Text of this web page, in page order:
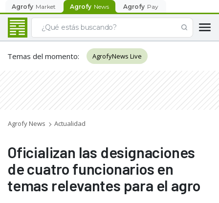
Agrofy Market Agrofy News Agrofy Pay
Temas del momento: AgrofyNews Live
Agrofy News Actualidad
Oficializan las designaciones
de cuatro funcionarios en
temas relevantes para el agro